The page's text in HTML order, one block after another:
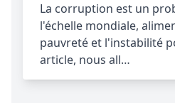
La corruption est un
l'échelle mondiale,
pauvreté et l'instabilité
article, nous all…